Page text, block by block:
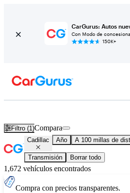
CarGurus: Autos
Con Modo de
150K+
Filtro (1)Compara
Cadillac Año A 100 millas de
Transmisión Borrar todo
1,672 vehículos encontrados
Compra con precios transparentes.